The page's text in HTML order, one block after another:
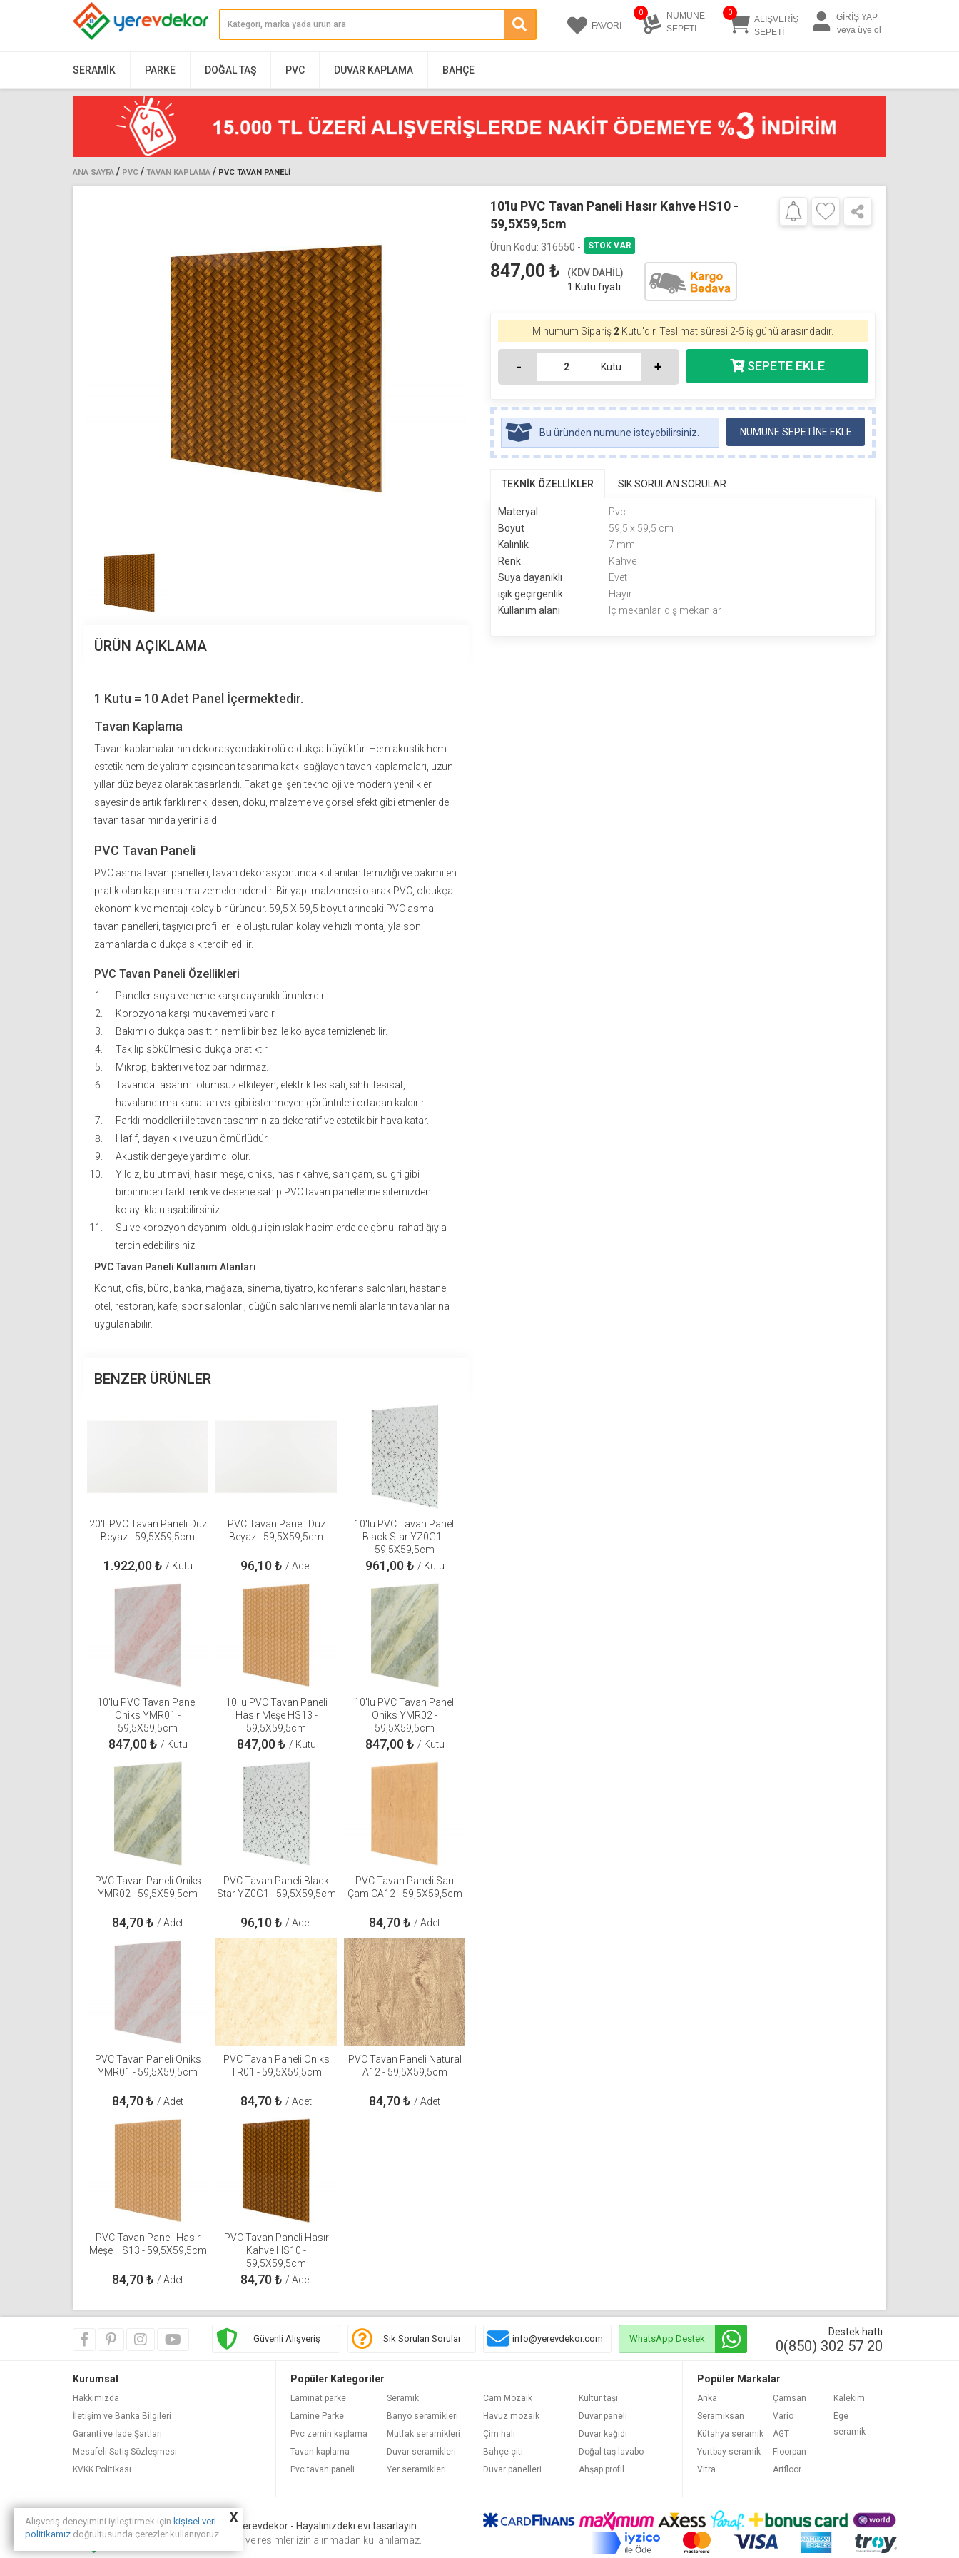
FAVORİ
0
NUMUNE
SEPETİ
0
ALIŞVERİŞ
SEPETİ
GİRİŞ YAP
veya üye ol
SERAMIK PARKE DOĞAL TAŞ PVC DUVAR KAPLAMA BAHÇE
ANA SAYFA / PVC / TAVAN KAPLAMA / PVC TAVAN PANELI
ÜRÜN AÇIKLAMA
1 Kutu = 10 Adet Panel İçermektedir.
Tavan Kaplama
Tavan kaplama larının dekorasyondaki rolü oldukça büyüktür. Hem akustik hem
estetik hem de yalıtım açısından tasarıma katkı sağlayan tavan kaplamaları, uzun
yıllar düz beyaz olarak tasarlandı. Fakat gelişen teknoloji ve modern yenilikler
sayesinde artık farklı renk, desen, doku, malzeme ve görsel efekt gibi etmenler de
tavan tasarımında yerini aldı.
PVC Tavan Paneli
PVC asma tavan panelleri, tavan dekorasyonunda kullanılan temizliği ve bakımı en
pratik olan kaplama malzemelerindendir. Bir yapı malzemesi olarak PVC, oldukça
ekonomik ve montajı kolay bir üründür. 59,5 X 59,5 boyutlarındaki PVC asma
tavan panelleri, taşıyıcı profiller ile oluşturulan kolay ve hızlı montajıyla son
zamanlarda oldukça sık tercih edilir.
PVC Tavan Paneli Özellikleri
Paneller suya ve neme karşı dayanıklı ürünlerdir.
Korozyona karşı mukavemeti vardır.
Bakımı oldukça basittir, nemli bir bez ile kolayca temizlenebilir.
Takılıp sökülmesi oldukça pratiktir.
Mikrop, bakteri ve toz barındırmaz.
Tavanda tasarımı olumsuz etkileyen; elektrik tesisatı, sıhhi tesisat,
havalandırma kanalları vs. gibi istenmeyen görüntüleri ortadan kaldırır.
Farklı modelleri ile tavan tasarımınıza dekoratif ve estetik bir hava katar.
Hafif, dayanıklı ve uzun ömürlüdür.
Akustik dengeye yardımcı olur.
Yıldız, bulut mavi, hasır meşe, oniks, hasır kahve, sarı çam, su gri gibi
birbirinden farklı renk ve desene sahip PVC tavan panellerine sitemizden
kolaylıkla ulaşabilirsiniz.
Su ve korozyon dayanımı olduğu için ıslak hacimlerde de gönül rahatlığıyla
tercih edebilirsiniz
PVC Tavan Paneli Kullanım Alanları
Konut, ofis, büro, banka, mağaza, sinema, tiyatro, konferans salonları, hastane,
otel, restoran, kafe, spor salonları, düğün salonları ve nemli alanların tavanlarına
uygulanabilir.
BENZER ÜRÜNLER
20'li PVC Tavan Paneli Düz
Beyaz - 59,5X59,5cm
1.922,00₺ / Kutu
PVC Tavan Paneli Düz
Beyaz - 59,5X59,5cm
96,10₺ / Adet
10'lu PVC Tavan Paneli
Black Star YZ0G1 -
59,5X59,5cm
961,00₺ / Kutu
10'lu PVC Tavan Paneli
Oniks YMR01 -
59,5X59,5cm
847,00₺ / Kutu
10'lu PVC Tavan Paneli
Hasır Meşe HS13 -
59,5X59,5cm
847,00₺ / Kutu
10'lu PVC Tavan Paneli
Oniks YMR02 -
59,5X59,5cm
847,00₺ / Kutu
PVC Tavan Paneli Oniks
YMR02 - 59,5X59,5cm
84,70₺ / Adet
PVC Tavan Paneli Black
Star YZ0G1 - 59,5X59,5cm
96,10₺ / Adet
PVC Tavan Paneli Sarı
Çam CA12 - 59,5X59,5cm
84,70₺ / Adet
PVC Tavan Paneli Oniks
YMR01 - 59,5X59,5cm
84,70₺ / Adet
PVC Tavan Paneli Oniks
TR01 - 59,5X59,5cm
84,70₺ / Adet
PVC Tavan Paneli Natural
A12 - 59,5X59,5cm
84,70₺ / Adet
PVC Tavan Paneli Hasır
Meşe HS13 - 59,5X59,5cm
84,70₺ / Adet
PVC Tavan Paneli Hasır
Kahve HS10 -
59,5X59,5cm
84,70₺ / Adet
10'lu PVC Tavan Paneli Hasır Kahve HS10 -
59,5X59,5cm
Ürün Kodu: 316550 -
847,00 ₺
(KDV DAHİL)
1 Kutu fiyatı
Minumum Sipariş 2 Kutu'dir. Teslimat süresi 2-5 iş günü arasındadır.
- Kutu +
Bu üründen numune isteyebilirsiniz. NUMUNE SEPETİNE EKLE
TEKNİK ÖZELLİKLER SIK SORULAN SORULAR
Materyal
Pvc
Boyut
59,5 x 59,5 cm
Kalınlık
7 mm
Renk
Kahve
Suya dayanıklı
Evet
ışık geçirgenlik
Hayır
Kullanım alanı
Iç mekanlar, dış mekanlar
Güvenli Alışveriş Sık Sorulan Sorular info@yerevdekor.com WhatsApp Destek
Destek hattı
0(850) 302 57 20
Kurumsal
Hakkımızda
İletişim ve Banka Bilgileri
Garanti ve İade Şartları
Mesafeli Satış Sözleşmesi
KVKK Politikası
Popüler Kategoriler
Laminat parke
Lamine Parke
Pvc zemin kaplama
Tavan kaplama
Pvc tavan paneli
Seramik
Banyo seramikleri
Mutfak seramikleri
Duvar seramikleri
Yer seramikleri
Cam Mozaik
Havuz mozaik
Çim halı
Bahçe çiti
Duvar panelleri
Kültür taşı
Duvar paneli
Duvar kağıdı
Doğal taş lavabo
Ahşap profil
Popüler Markalar
Anka
Seramiksan
Kütahya seramik
Yurtbay seramik
Vitra
Çamsan
Vario
AGT
Floorpan
Artfloor
Kalekim
Ege
seramik
© Copyright 2013 - 2025.
Yerevdekor - Hayalinizdeki evi tasarlayın.
Tüm hakları saklıdır. Görsel ve resimler izin alınmadan kullanılamaz.
Alışveriş deneyimini iyileştirmek için kişisel veri
politikamız doğrultusunda çerezler kullanıyoruz.
X